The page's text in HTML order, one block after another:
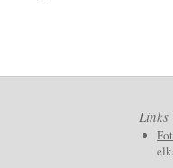
Links